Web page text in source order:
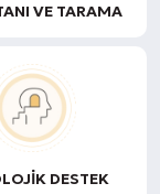
VE TARAMA
DESTEK